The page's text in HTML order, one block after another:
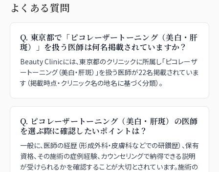
よくある質問
Q. 東京都で「ピコレーザートーニング（美白・肝
斑）」を扱う医師は何名掲載されていますか？
Beauty Clinicには、東京都のクリニックに所属し「ピコレーザ
ートーニング（美白・肝斑）」を扱う医師が22名掲載されていま
す（掲載時点・クリニック名の地名に基づく分類）。
Q. ピコレーザートーニング（美白・肝斑）の医師
を選ぶ際に確認したいポイントは？
一般に、医師の経歴（形成外科・皮膚科などでの研鑽歴）、保有
資格、その施術の症例経験、カウンセリングで納得できる説明
が受けられるかを確認することが大切とされています。施術の